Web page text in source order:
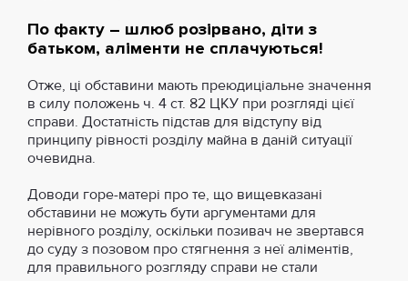
По факту – шлюб розірвано, діти з
батьком, аліменти не сплачуються!
Отже, ці обставини мають преюдиціальне значення
в силу положень ч. 4 ст. 82 ЦКУ при розгляді цієї
справи. Достатність підстав для відступу від
принципу рівності розділу майна в даній ситуації
очевидна.
Доводи горе-матері про те, що вищевказані
обставини не можуть бути аргументами для
нерівного розділу, оскільки позивач не звертався
до суду з позовом про стягнення з неї аліментів,
для правильного розгляду справи не стали